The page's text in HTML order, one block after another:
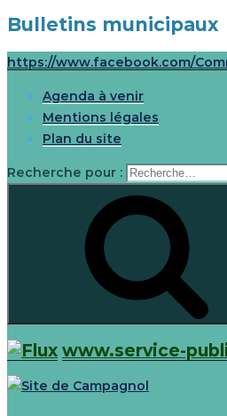
Le Ferré
Coin de verdure, un
ses habitants
Bulletins municipaux
https://www.facebook.com/
Agenda à venir
Mentions légales
Plan du site
Recherche pour :
www.service-